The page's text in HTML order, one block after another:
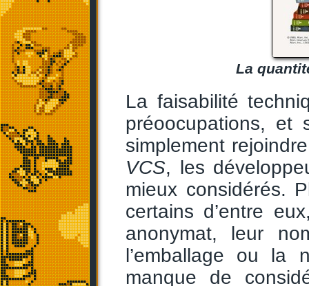
La
La faisabilité
préoocupations, et
simplement
VCS, les
mieux considérés.
certains d’entre
anonymat, leur
l’emballage ou la
manque de